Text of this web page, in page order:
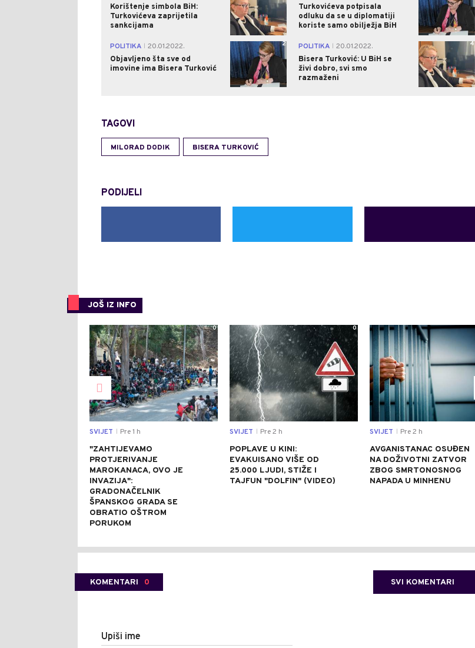
Korištenje simbola BiH:
Turkovićeva zaprijetila
sankcijama
Turkovićeva potpisala
odluku da se u diplomatiji
koriste samo obilježja BiH
POLITIKA
20.01.2022.
Objavljeno šta sve od
imovine ima Bisera Turković
2 POLITIKA
20.01.2022.
Bisera Turković: U BiH se
živi dobro, svi smo
razmaženi
4
TAGOVI
MILORAD DODIK BISERA TURKOVIĆ
PODIJELI
JOŠ IZ INFO
0
SVIJET Pre 1 h
"ZAHTIJEVAMO
PROTJERIVANJE
MAROKANACA, OVO JE
INVAZIJA":
GRADONAČELNIK
ŠPANSKOG GRADA SE
OBRATIO OŠTROM
PORUKOM
0
SVIJET Pre 2 h
POPLAVE U KINI:
EVAKUISANO VIŠE OD
25.000 LJUDI, STIŽE I
TAJFUN "DOLFIN" (VIDEO)
SVIJET Pre 2 h
AVGANISTANAC OSUĐEN
NA DOŽIVOTNI ZATVOR
ZBOG SMRTONOSNOG
NAPADA U MINHENU
KOMENTARI 0 SVI KOMENTARI
Upiši ime